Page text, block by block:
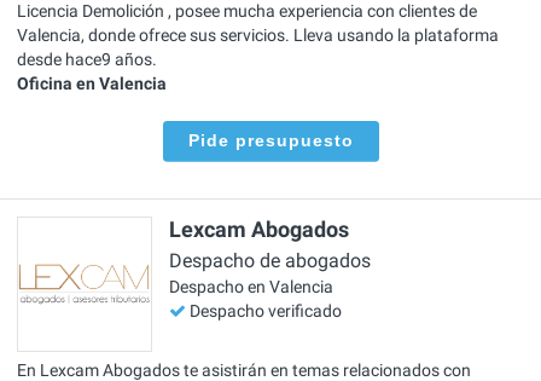
Licencia Demolición , posee mucha experiencia con clientes de
Valencia, donde ofrece sus servicios. Lleva usando la plataforma
desde hace9 años.
Oficina en Valencia
Pide presupuesto
Lexcam Abogados
Despacho de abogados
Despacho en Valencia
Despacho verificado
En Lexcam Abogados te asistirán en temas relacionados con